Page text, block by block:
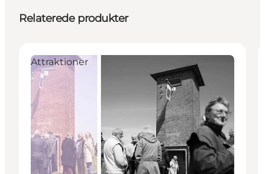
Relaterede produkter
Attraktioner